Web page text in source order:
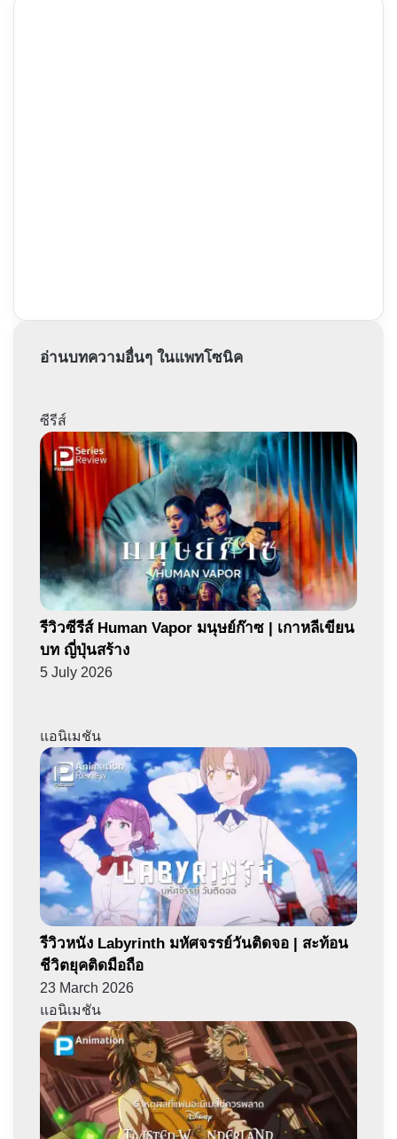
อ่านบทความอื่นๆ ในแพทโซนิค
ซีรีส์
รีวิวซีรีส์ Human Vapor มนุษย์ก๊าซ | เกาหลีเขียน
บท ญี่ปุ่นสร้าง
5 July 2026
แอนิเมชัน
รีวิวหนัง Labyrinth มหัศจรรย์วันติดจอ | สะท้อน
ชีวิตยุคติดมือถือ
23 March 2026
แอนิเมชัน